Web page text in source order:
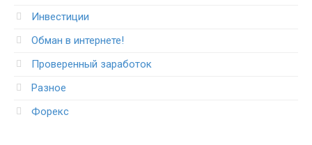
Инвестиции
Обман в интернете!
Проверенный заработок
Разное
Форекс